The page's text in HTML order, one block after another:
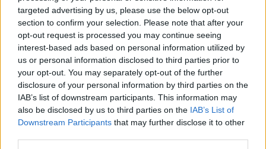
targeted advertising by us, please use the below opt-out
section to confirm your selection. Please note that after your
opt-out request is processed you may continue seeing
interest-based ads based on personal information utilized by
us or personal information disclosed to third parties prior to
your opt-out. You may separately opt-out of the further
disclosure of your personal information by third parties on the
IAB’s list of downstream participants. This information may
also be disclosed by us to third parties on the IAB’s List of
Downstream Participants that may further disclose it to other
MOOD OF THE DAY
Ποτέ δεν είναι αργά,
κυριολεκτικά. Ο Άντονι Χόπκινς
στα 88 αρνείται να το βάλει κάτω
και κυκλοφορεί το 1ο του
άλμπουμ με ορχηστρικές συνθέσεις και τίτλο:
Life Is A Dream. Φυσικά και είναι Άντονι...